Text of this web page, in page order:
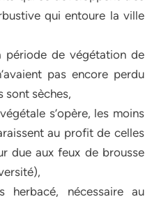
qui entoure la ville
période de végétation de
pas encore perdu
sont sèches,
s’opère, les moins
au profit de celles
due aux feux de brousse
nécessaire au